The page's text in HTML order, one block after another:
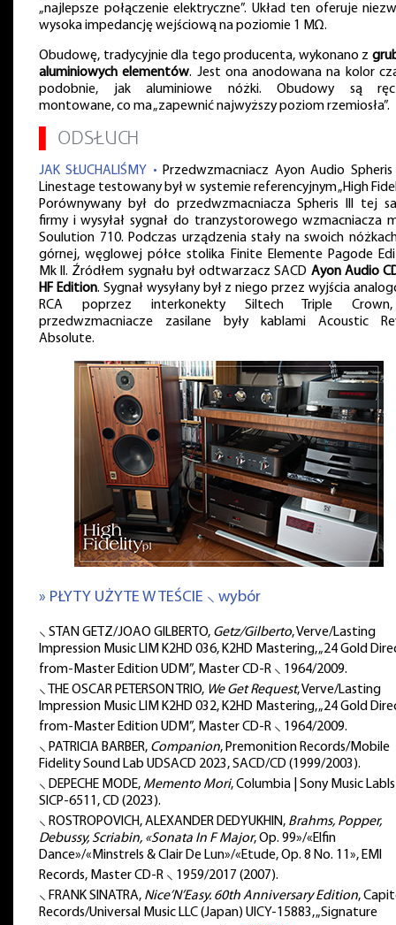
„najlepsze połączenie elektryczne”. Układ ten oferuje
wysoka impedancję wejściową na poziomie 1 MΩ.
Obudowę, tradycyjnie dla tego producenta, wykonano z
aluminiowych elementów. Jest ona anodowana na kolor
podobnie, jak aluminiowe nóżki. Obudowy są
montowane, co ma „zapewnić najwyższy poziom rzemiosła”.
ODSŁUCH
JAK SŁUCHALIŚMY • Przedwzmacniacz Ayon Audio Spheris
Linestage testowany był w systemie referencyjnym „High
Porównywany był do przedwzmacniacza Spheris III tej
firmy i wysyłał sygnał do tranzystorowego wzmacniacza
Soulution 710. Podczas urządzenia stały na swoich
górnej, węglowej półce stolika Finite Elemente Pagode
Mk II. Źródłem sygnału był odtwarzacz SACD Ayon Audio
HF Edition. Sygnał wysyłany był z niego przez wyjścia
RCA poprzez interkonekty Siltech Triple
przedwzmacniacze zasilane były kablami Acoustic
Absolute.
» PŁYTY UŻYTE W TEŚCIE ⸜ wybór
⸜ STAN GETZ/JOAO GILBERTO, Getz/Gilberto, Verve/Lasting
Impression Music LIM K2HD 036, K2HD Mastering, „24 Gold
from-Master Edition UDM”, Master CD-R ⸜ 1964/2009.
⸜ THE OSCAR PETERSON TRIO, We Get Request, Verve/Lasting
Impression Music LIM K2HD 032, K2HD Mastering, „24 Gold
from-Master Edition UDM”, Master CD-R ⸜ 1964/2009.
⸜ PATRICIA BARBER, Companion, Premonition Records/Mobile
Fidelity Sound Lab UDSACD 2023, SACD/CD (1999/2003).
⸜ DEPECHE MODE, Memento Mori, Columbia | Sony Music Labls
SICP-6511, CD (2023).
⸜ ROSTROPOVICH, ALEXANDER DEDYUKHIN, Brahms, Popper,
Debussy, Scriabin, «Sonata In F Major, Op. 99»/«Elfin
Dance»/«Minstrels & Clair De Lun»/«Etude, Op. 8 No. 11», EMI
Records, Master CD-R ⸜ 1959/2017 (2007).
⸜ FRANK SINATRA, Nice’N’Easy. 60th Anniversary Edition,
Records/Universal Music LLC (Japan) UICY-15883, „Signature